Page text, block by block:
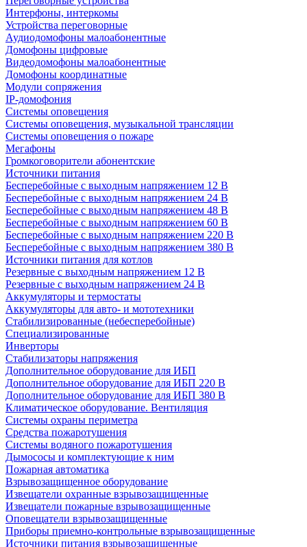
Интерфоны, интеркомы
Устройства переговорные
Аудиодомофоны малоабонентные
Домофоны цифровые
Видеодомофоны малоабонентные
Домофоны координатные
Модули сопряжения
IP-домофония
Системы оповещения
Системы оповещения, музыкальной трансляции
Системы оповещения о пожаре
Мегафоны
Громкоговорители абонентские
Источники питания
Бесперебойные с выходным напряжением 12 В
Бесперебойные с выходным напряжением 24 В
Бесперебойные с выходным напряжением 48 В
Бесперебойные с выходным напряжением 60 В
Бесперебойные с выходным напряжением 220 В
Бесперебойные с выходным напряжением 380 В
Источники питания для котлов
Резервные с выходным напряжением 12 В
Резервные с выходным напряжением 24 В
Аккумуляторы и термостаты
Аккумуляторы для авто- и мототехники
Стабилизированные (небесперебойные)
Специализированные
Инверторы
Стабилизаторы напряжения
Дополнительное оборудование для ИБП
Дополнительное оборудование для ИБП 220 В
Дополнительное оборудование для ИБП 380 В
Климатическое оборудование. Вентиляция
Системы охраны периметра
Средства пожаротушения
Системы водяного пожаротушения
Дымососы и комплектующие к ним
Пожарная автоматика
Взрывозащищенное оборудование
Извещатели охранные взрывозащищенные
Извещатели пожарные взрывозащищенные
Оповещатели взрывозащищенные
Приборы приемно-контрольные взрывозащищенные
Источники питания взрывозащищенные